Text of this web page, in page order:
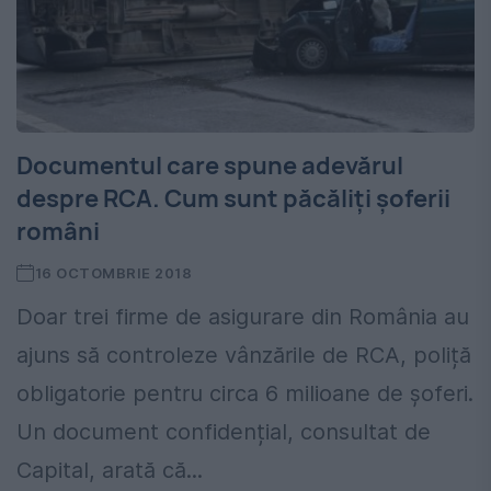
Documentul care spune adevărul
despre RCA. Cum sunt păcăliți șoferii
români
16 OCTOMBRIE 2018
Doar trei firme de asigurare din România au
ajuns să controleze vânzările de RCA, poliță
obligatorie pentru circa 6 milioane de șoferi.
Un document confidențial, consultat de
Capital, arată că...